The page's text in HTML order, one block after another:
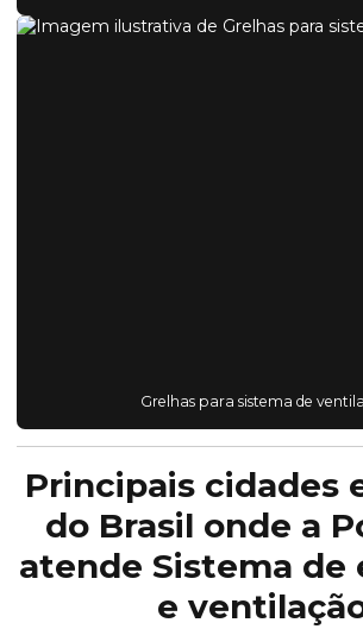
Grelhas para sistema de
Principais cidades
do Brasil onde a
atende Sistema de
e